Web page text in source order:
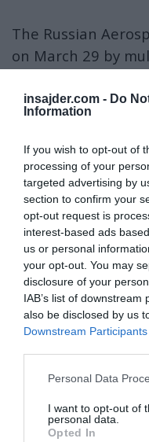
insajder.com - Do
Information
If you wish to opt-out of
processing of your
targeted advertising by
section to confirm your
opt-out request is
interest-based ads
us or personal
your opt-out. You may
disclosure of your
IAB’s list of
also be disclosed by us
Downstream Participants
Personal Data
I want to opt-out of
personal data.
Opted In
The Russian
on March 29 by
generation
pic.twitter.com/
— Global Surveillance
Tudi če je
radarju na10
enosedežno
tveganja, saj bo
»delovalo na
Seveda obstaja
dvosedežno
V tem primeru bi
zmogljivosti
razumemo, da niti